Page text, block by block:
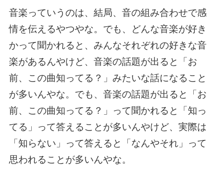
音楽っていうのは、結局、音の組み合わせで感
情を伝えるやつやな。でも、どんな音楽が好き
かって聞かれると、みんなそれぞれの好きな音
楽があるんやけど、音楽の話題が出ると「お
前、この曲知ってる？」みたいな話になること
が多いんやな。でも、音楽の話題が出ると「お
前、この曲知ってる？」って聞かれると「知っ
てる」って答えることが多いんやけど、実際は
「知らない」って答えると「なんやそれ」って
思われることが多いんやな。